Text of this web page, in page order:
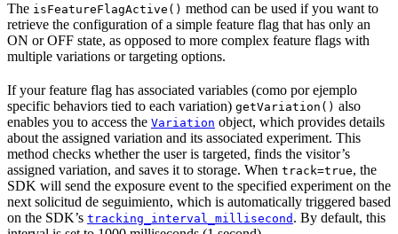
The isFeatureFlagActive() method can be used if you want to
retrieve the configuration of a simple feature flag that has only an
ON or OFF state, as opposed to more complex feature flags with
multiple variations or targeting options.
If your feature flag has associated variables (como por ejemplo
specific behaviors tied to each variation) getVariation() also
enables you to access the Variation object, which provides details
about the assigned variation and its associated experiment. This
method checks whether the user is targeted, finds the visitor’s
assigned variation, and saves it to storage. When track=true, the
SDK will send the exposure event to the specified experiment on the
next solicitud de seguimiento, which is automatically triggered based
on the SDK’s tracking_interval_millisecond . By default, this